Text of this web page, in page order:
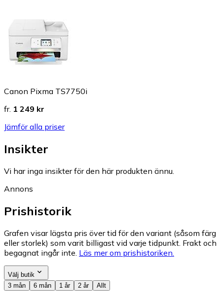
Canon Pixma TS7750i
fr. 1 249 kr
Jämför alla priser
Insikter
Vi har inga insikter för den här produkten ännu.
Annons
Prishistorik
Grafen visar lägsta pris över tid för den variant (såsom färg
eller storlek) som varit billigast vid varje tidpunkt. Frakt och
begagnat ingår inte. Läs mer om prishistoriken.
Välj butik
3 mån
6 mån 1 år 2 år Allt